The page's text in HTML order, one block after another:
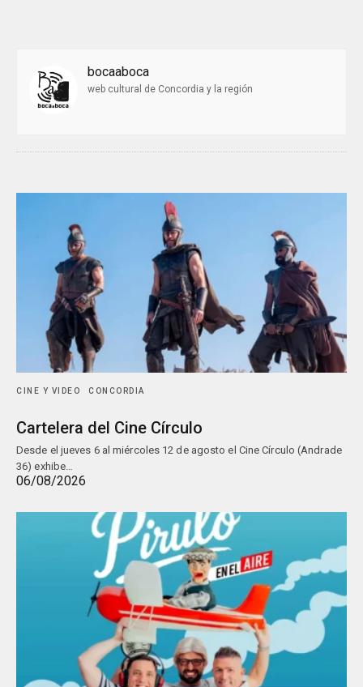
bocaaboca
web cultural de Concordia y la región
CINE Y VIDEO CONCORDIA
Cartelera del Cine Círculo
Desde el jueves 6 al miércoles 12 de agosto el Cine Círculo (Andrade
36) exhibe…
06/08/2026